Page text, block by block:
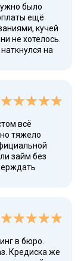
было
ещё
кучей
не хотелось.
на
очень быстро,
надежные
всё
тяжело
займ без
и отзывы
самых
не раз
в бюро.
Кредиска же